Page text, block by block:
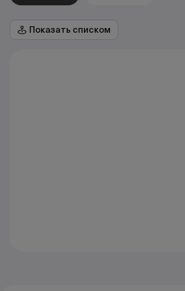
Показать списком